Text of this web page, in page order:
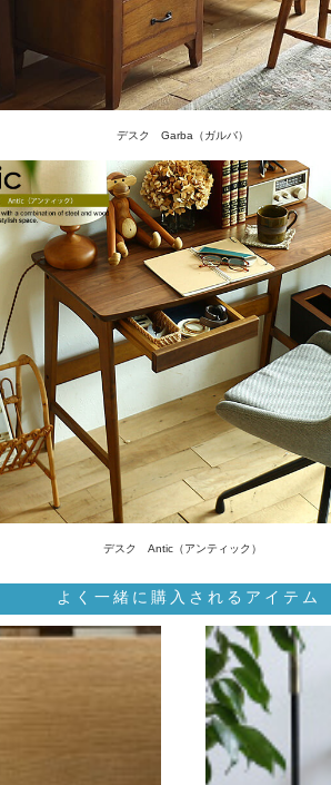
デスク Garba（ガルバ）
デスク Antic（アンティック）
よく一緒に購入されるアイテム